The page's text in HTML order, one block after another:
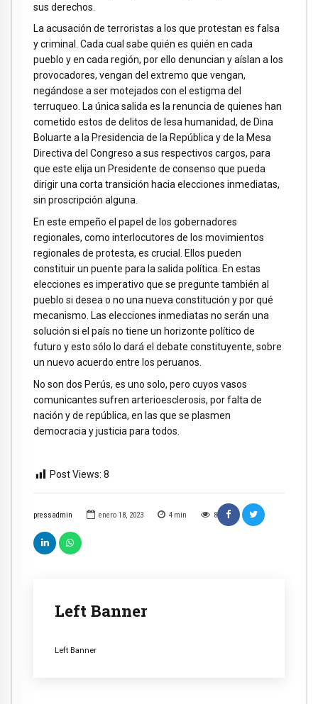
pressadmin enero 18, 2023 4 min 8
Left Banner
Left Banner
sus derechos.
La acusación de terroristas a los que protestan es falsa
y criminal. Cada cual sabe quién es quién en cada
pueblo y en cada región, por ello denuncian y aíslan a los
provocadores, vengan del extremo que vengan,
negándose a ser motejados con el estigma del
terruqueo. La única salida es la renuncia de quienes han
cometido estos de delitos de lesa humanidad, de Dina
Boluarte a la Presidencia de la República y de la Mesa
Directiva del Congreso a sus respectivos cargos, para
que este elija un Presidente de consenso que pueda
dirigir una corta transición hacia elecciones inmediatas,
sin proscripción alguna.
En este empeño el papel de los gobernadores
regionales, como interlocutores de los movimientos
regionales de protesta, es crucial. Ellos pueden
constituir un puente para la salida política. En estas
elecciones es imperativo que se pregunte también al
pueblo si desea o no una nueva constitución y por qué
mecanismo. Las elecciones inmediatas no serán una
solución si el país no tiene un horizonte político de
futuro y esto sólo lo dará el debate constituyente, sobre
un nuevo acuerdo entre los peruanos.
No son dos Perús, es uno solo, pero cuyos vasos
comunicantes sufren arterioesclerosis, por falta de
nación y de república, en las que se plasmen
democracia y justicia para todos.
Post Views: 8